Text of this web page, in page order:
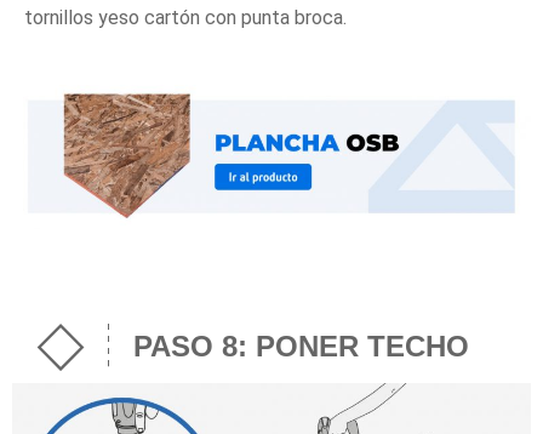
tornillos yeso cartón con punta broca.
PASO 8: PONER TECHO